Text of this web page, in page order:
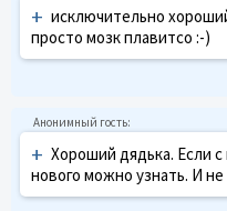
+ исключительно
просто мозк плавитсо :-)
+ Хороший дядька. Если
нового можно узнать. И